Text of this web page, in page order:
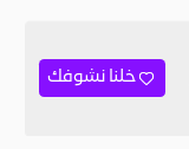
خلنا نشوفك